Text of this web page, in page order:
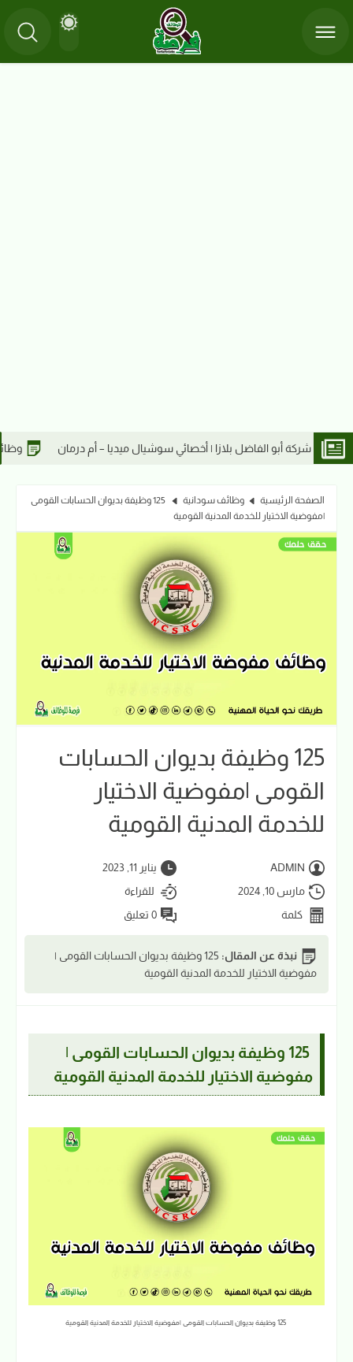
سوشيال ميديا – أم درمان وظائف شركة أبو الفاضل بلازا | كاشير –
الصفحة الرئيسية وظائف سودانية
125 وظيفة بديوان الحسابات القومى
|مفوضية الاختيار للخدمة المدنية القومية
125 وظيفة بديوان الحسابات
القومى |مفوضية الاختيار
للخدمة المدنية القومية
ADMIN
يناير 11, 2023
مارس 10, 2024
للقراءة
كلمة
0 تعليق
نبذة عن المقال:
125 وظيفة بديوان الحسابات القومى |
مفوضية الاختيار للخدمة المدنية القومية
125 وظيفة بديوان الحسابات القومى |
مفوضية الاختيار للخدمة المدنية القومية